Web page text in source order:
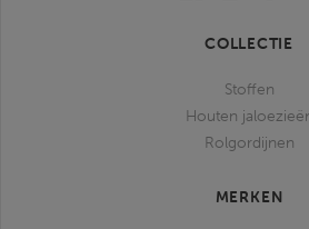
COLLECTIE
Stoffen
Houten
Rolgordijnen
MERKEN